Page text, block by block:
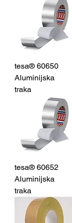
tesa® 60650
Aluminijska
traka
tesa® 60652
Aluminijska
traka